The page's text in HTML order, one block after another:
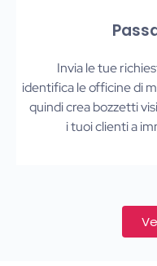
Invia le tue
identifica le officine di
quindi crea bozzetti
i tuoi clienti a